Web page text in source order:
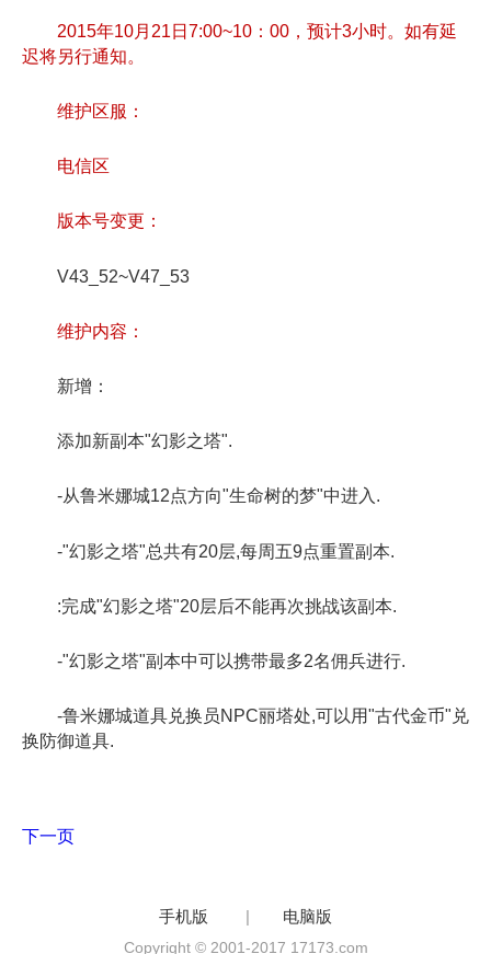
2015年10月21日7:00~10：00，预计3小时。如有延
迟将另行通知。
维护区服：
电信区
版本号变更：
V43_52~V47_53
维护内容：
新增：
添加新副本"幻影之塔".
-从鲁米娜城12点方向"生命树的梦"中进入.
-"幻影之塔"总共有20层,每周五9点重置副本.
:完成"幻影之塔"20层后不能再次挑战该副本.
-"幻影之塔"副本中可以携带最多2名佣兵进行.
-鲁米娜城道具兑换员NPC丽塔处,可以用"古代金币"兑
换防御道具.
下一页
手机版 | 电脑版
Copyright © 2001-2017 17173.com